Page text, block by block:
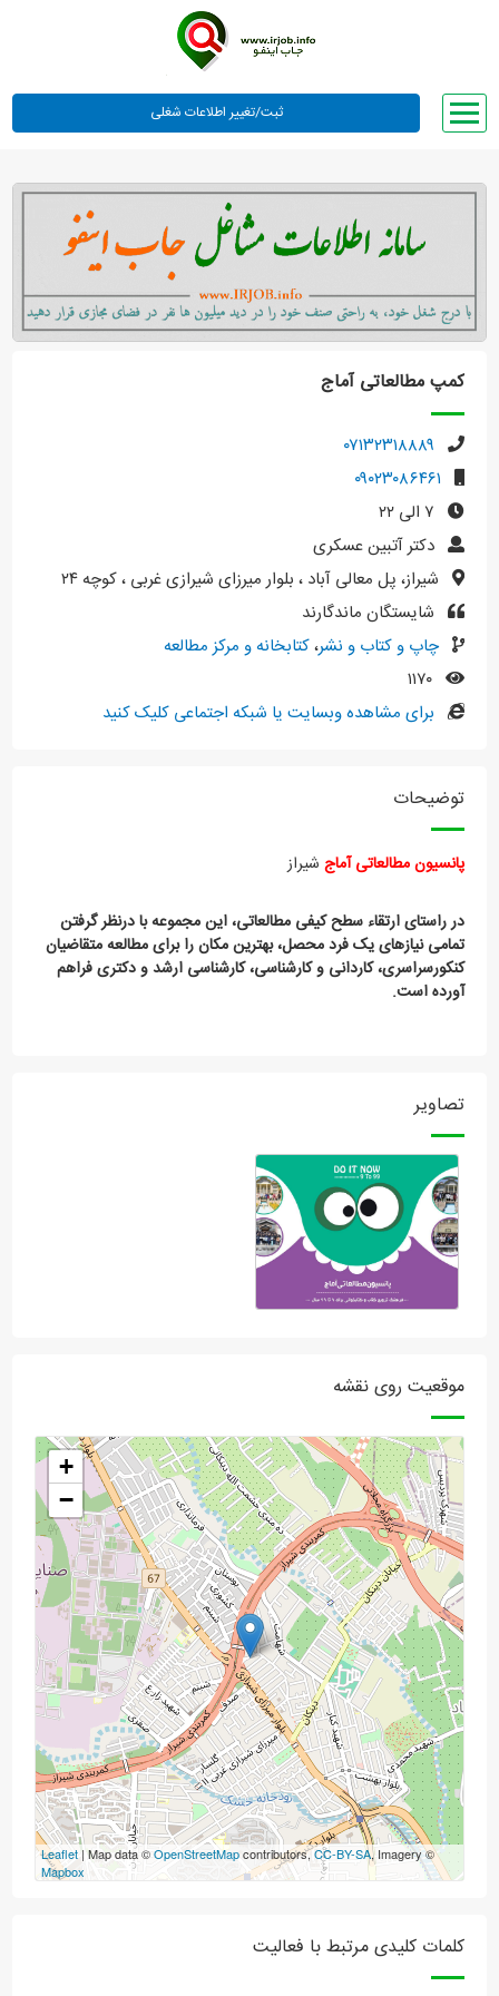
وبلاگ
معرفی ما
تعرفه ها
راهنما
ورود یا عضویت
کمپ مطالعاتی آماج
۰۷۱۳۲۳۱۸۸۸۹
۰۹۰۲۳۰۸۶۴۶۱
دکتر آتبین عسکری
شیراز، پل معالی آباد ، بلوار میرزای شیرازی غربی ، کوچه ۲۴
شایستگان ماندگارند
چاپ و کتاب و نشر،کتابخانه و مرکز مطالعه
۱۱۷۰
برای مشاهده وبسایت یا شبکه اجتماعی کلیک کنید
توضیحات
پانسیونمطالعاتی آماج شیراز
در راستای ارتقاء سطح کیفی مطالعاتی، این مجموعه با درنظر گرفتن
تمامی نیازهای یک فرد محصل، بهترین مکان را برای مطالعه متقاضیان
کنکورسراسری، کاردانی و کارشناسی، کارشناسی ارشد و دکتری فراهم
آورده است.
تصاویر
موقعیت روی نقشه
+
−
Leaflet| Map data ©OpenStreetMapcontributors,CC-BY-SA, Imagery ©
Mapbox
کلمات کلیدی مرتبط با فعالیت